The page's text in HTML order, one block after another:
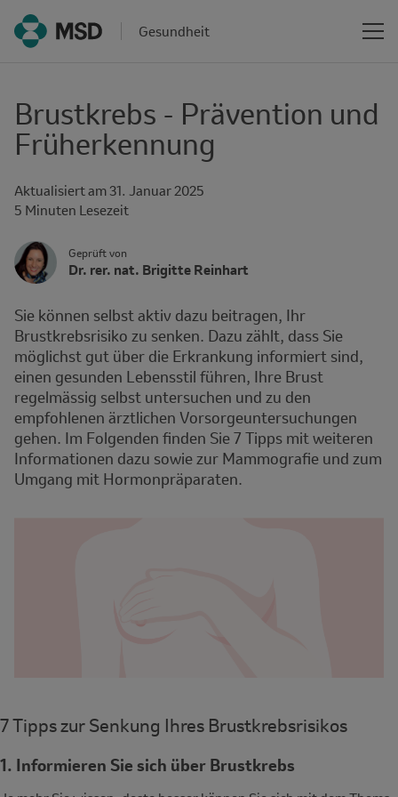
Gesundheit
Brustkrebs - Prävention und
Früherkennung
Aktualisiert am 31. Januar 2025
Reading
5 Minuten Lesezeit
Geprüft von
Author's
Avatar
Name
Affiliation
Dr. rer. nat. Brigitte Reinhart
Sie können selbst aktiv dazu beitragen, Ihr
Brustkrebsrisiko zu senken. Dazu zählt, dass Sie
möglichst gut über die Erkrankung informiert sind,
einen gesunden Lebensstil führen, Ihre Brust
regelmässig selbst untersuchen und zu den
empfohlenen ärztlichen Vorsorgeuntersuchungen
gehen. Im Folgenden finden Sie 7 Tipps mit weiteren
Informationen dazu sowie zur Mammografie und zum
Umgang mit Hormonpräparaten.
7 Tipps zur Senkung Ihres Brustkrebsrisikos
1. Informieren Sie sich über Brustkrebs